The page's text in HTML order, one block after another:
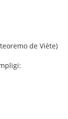
teoremo de Viète)